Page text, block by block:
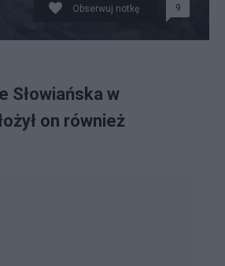
Obserwuj notkę 9
Słowiańska w
on również